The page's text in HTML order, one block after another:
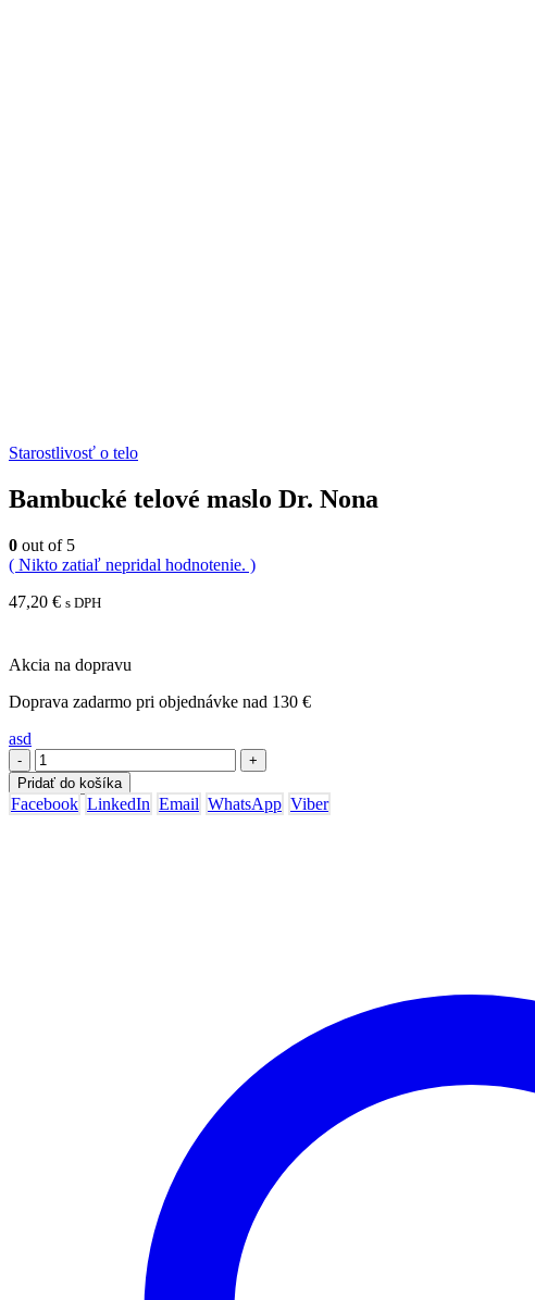
Starostlivosť o telo
Bambucké telové maslo Dr. Nona
0 out of 5
( Nikto zatiaľ nepridal hodnotenie. )
47,20 € s DPH
Akcia na dopravu
Doprava zadarmo pri objednávke nad 130 €
asd
-
+
Pridať do košíka
Facebook LinkedIn Email WhatsApp Viber